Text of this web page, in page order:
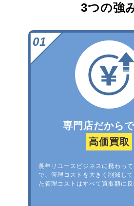
3つの強
専門店だから
高価買取
長年リユースビジネスに携わっ
で、管理コストを大きく削減し
た管理コストはすべて買取額に反